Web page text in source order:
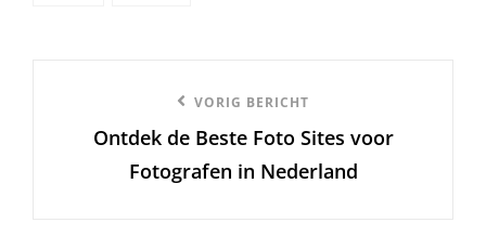
bericht
VORIG BERICHT
Ontdek de Beste Foto Sites voor
Fotografen in Nederland